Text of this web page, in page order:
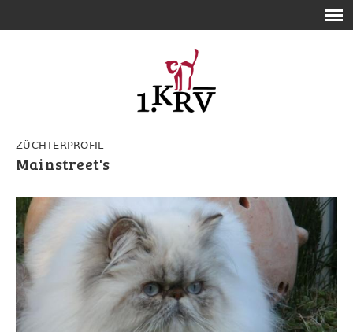
ZÜCHTERPROFIL
Mainstreet's